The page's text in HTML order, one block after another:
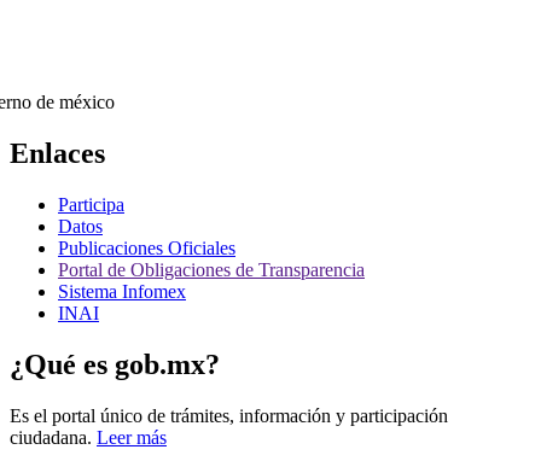
Enlaces
Participa
Datos
Publicaciones Oficiales
Portal de Obligaciones de Transparencia
Sistema Infomex
INAI
¿Qué es gob.mx?
Es el portal único de trámites, información y participación
ciudadana. Leer más